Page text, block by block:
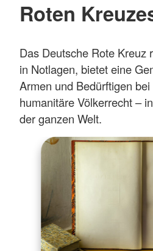
Roten
Das Deutsche Rote Kreuz
in Notlagen, bietet eine
Armen und Bedürftigen
humanitäre Völkerrecht –
der ganzen Welt.